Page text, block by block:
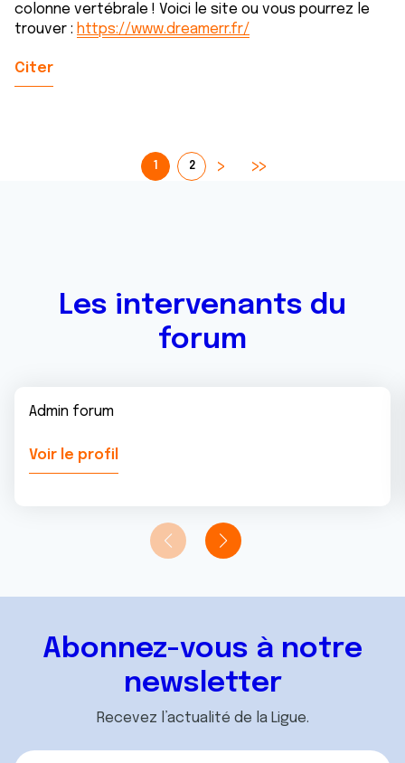
colonne vertébrale ! Voici le site ou vous pourrez le
trouver : https://www.dreamerr.fr/
Citer
1 2
Les intervenants du
forum
Admin forum
Voir le profil
Abonnez-vous à notre
newsletter
Recevez l’actualité de la Ligue.